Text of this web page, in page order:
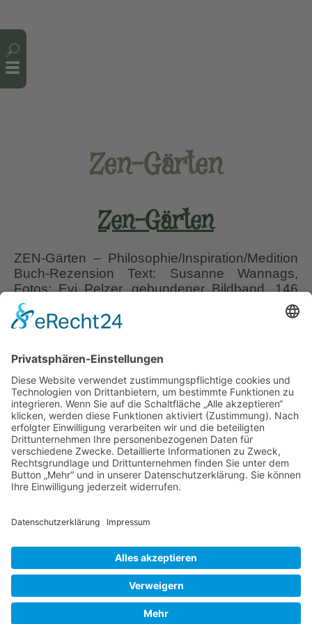
Zen-Gärten
Zen-Gärten
ZEN-Gärten – Philosophie/Inspiration/Medition
Buch-Rezension Text: Susanne Wannags,
Fotos: Evi Pelzer, gebundener Bildband, 146
Seiten, BLV Buchverlag GmbH und Co. KG,
München, erschienen 2014, ISBN 978-3-8354-
einfach mit. Die Frage, ob die japanische
Gartenphilosophie dem modernen Menschen
von heute das geben kann, was er…Zen-
Gärten
Liebe Leser! Ihr könnt euch per E-Mail
informieren lassen, wenn neue Artikel auf
Wurzerlsgarten erscheinen.Folgt dafür einfach
diesem Link und gebt dort eure E-Mailadresse
Cookie-Einstellungen© 2026 Wurzerls Garten